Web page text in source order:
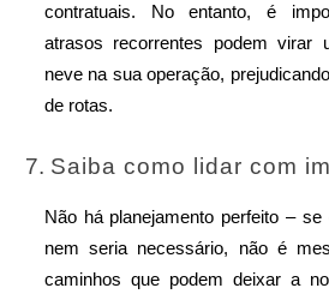
contratuais. No entanto, é
atrasos recorrentes podem virar
neve na sua operação,
de rotas.
Saiba como lidar com
Não há planejamento perfeito –
nem seria necessário, não é
caminhos que podem deixar a